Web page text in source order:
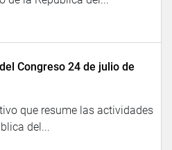
Congreso 24 de julio de
que resume las actividades
del...